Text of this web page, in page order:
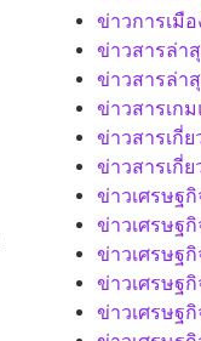
ข่าวการเมือ
ข่าวสารล่า
ข่าวสารล่า
ข่าวสารเก
ข่าวสารเกี่
ข่าวสารเกี่
ข่าวเศรษฐ
ข่าวเศรษฐ
ข่าวเศรษฐ
ข่าวเศรษฐกิ
ข่าวเศรษฐ